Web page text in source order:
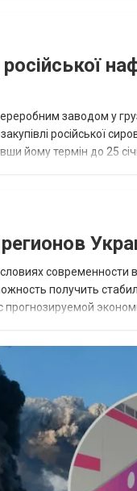
заводом у
російської
йому термін до 25
получить